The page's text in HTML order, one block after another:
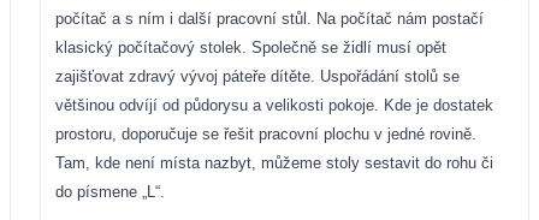
počítač a s ním i další pracovní stůl. Na počítač nám postačí
klasický počítačový stolek. Společně se židlí musí opět
zajišťovat zdravý vývoj páteře dítěte. Uspořádání stolů se
většinou odvíjí od půdorysu a velikosti pokoje. Kde je dostatek
prostoru, doporučuje se řešit pracovní plochu v jedné rovině.
Tam, kde není místa nazbyt, můžeme stoly sestavit do rohu či
do písmene „L“.